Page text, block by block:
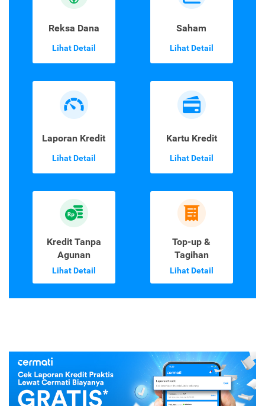
Reksa Dana
Lihat Detail
Saham
Lihat Detail
Laporan Kredit
Lihat Detail
Kartu Kredit
Lihat Detail
Kredit Tanpa
Agunan
Lihat Detail
Top-up &
Tagihan
Lihat Detail